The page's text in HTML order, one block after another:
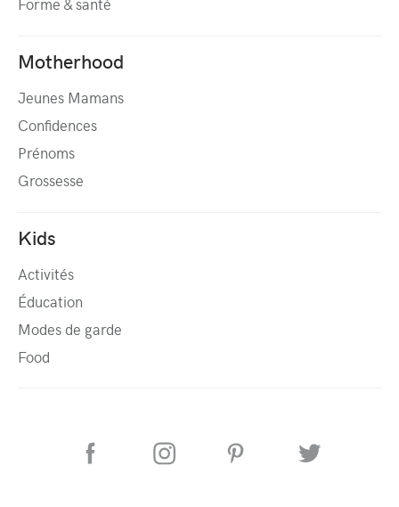
Motherhood
Jeunes Mamans
Confidences
Prénoms
Grossesse
Kids
Activités
Éducation
Modes de garde
Food